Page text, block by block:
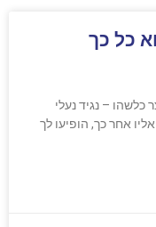
כל כך
– נגיד נעלי
אחר כך, הופיעו לך